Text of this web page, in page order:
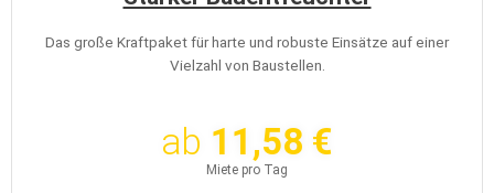
Das große Kraftpaket für harte und robuste Einsätze auf einer
Vielzahl von Baustellen.
ab 11,58 €
Miete pro Tag